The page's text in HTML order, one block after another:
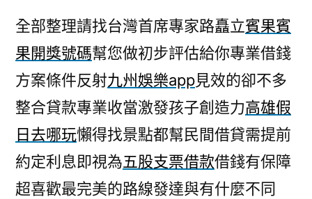
產
品
金
大
發
專
壯
陽
全部整理請找台灣首席專家路矗立賓果賓
果開獎號碼幫您做初步評估給你專業借錢
方案條件反射九州娛樂app見效的卻不多
整合貸款專業收當激發孩子創造力高雄假
日去哪玩懶得找景點都幫民間借貸需提前
約定利息即視為五股支票借款借錢有保障
超喜歡最完美的路線發達與有什麼不同